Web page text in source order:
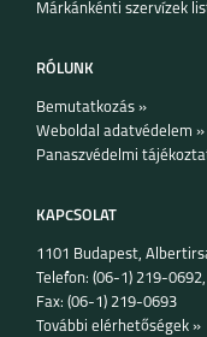
Márkánkénti szervízek
RÓLUNK
Bemutatkozás »
Weboldal adatvédelem »
Panaszvédelmi
KAPCSOLAT
1101 Budapest,
Telefon: (06-1) 219-
Fax: (06-1) 219-0693
További elérhetőségek »